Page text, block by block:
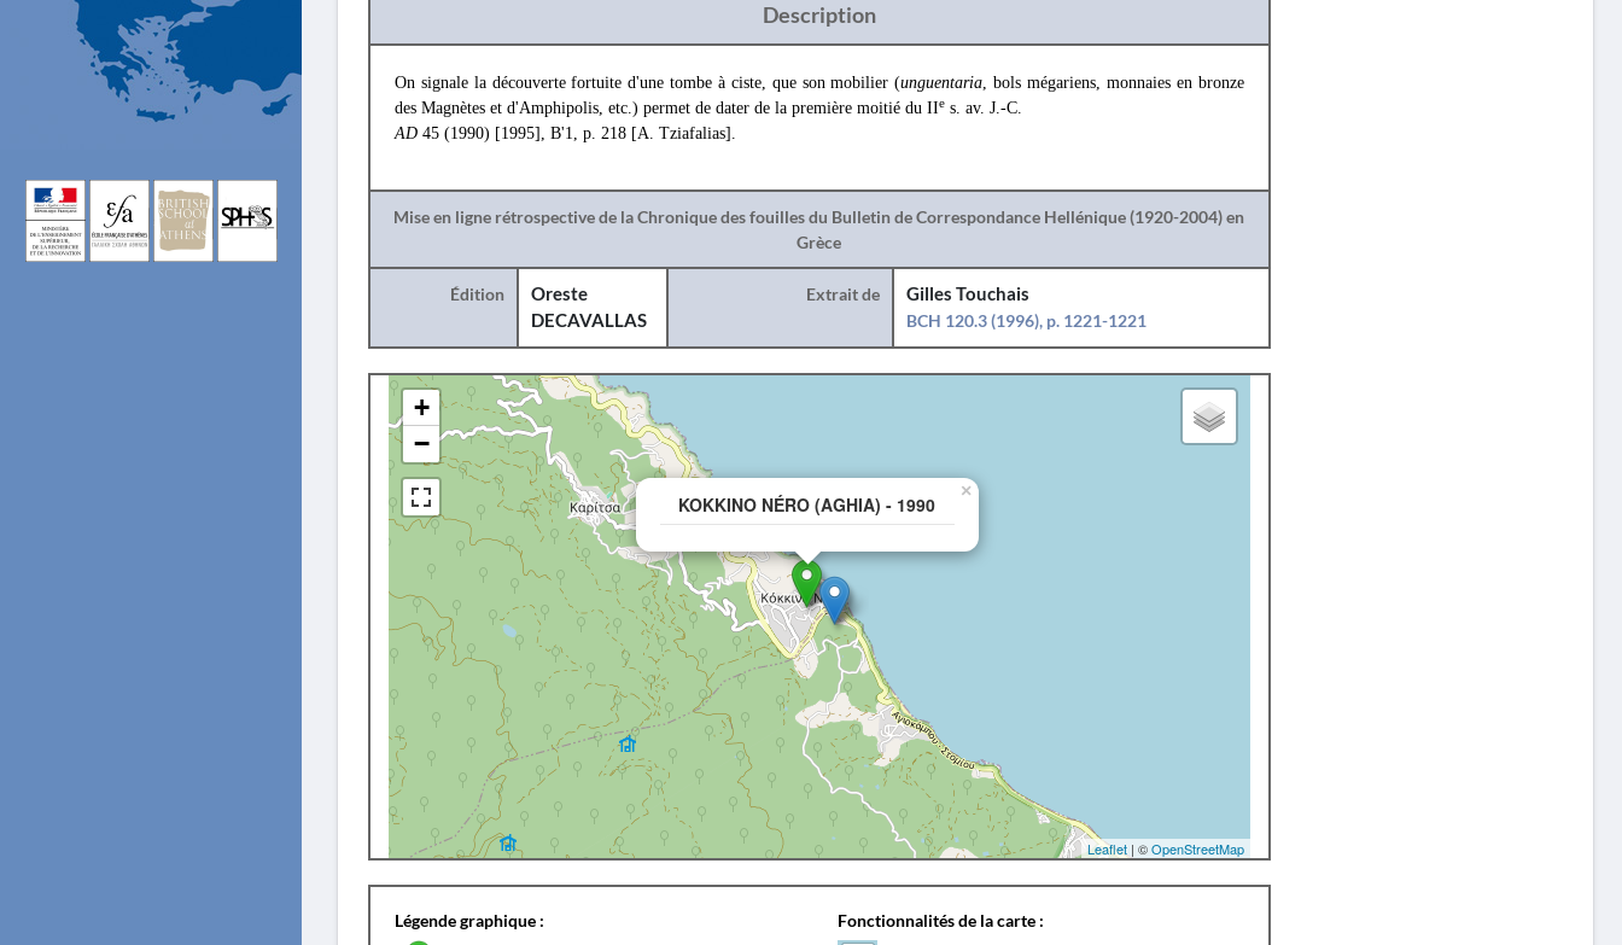
Description
On signale la découverte fortuite d'une tombe à ciste, que son mobilier (unguentaria, bols mégariens, monnaies en bronze
des Magnètes et d'Amphipolis, etc.) permet de dater de la première moitié du IIe s. av. J.-C.
AD 45 (1990) [1995], Β'1, p. 218 [A. Tziafalias].
Mise en ligne rétrospective de la Chronique des fouilles du Bulletin de Correspondance Hellénique (1920-2004) en
Grèce
Édition
Oreste
DECAVALLAS
Extrait de
Gilles Touchais
BCH 120.3 (1996), p. 1221-1221
KOKKINO NÉRO (AGHIA) - 1990
×
+
−
Leaflet| ©OpenStreetMap
Légende graphique :
Fonctionnalités de la carte :